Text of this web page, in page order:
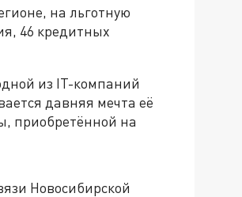
на льготную
46 кредитных
из IT-компаний
давняя мечта её
приобретённой на
Новосибирской